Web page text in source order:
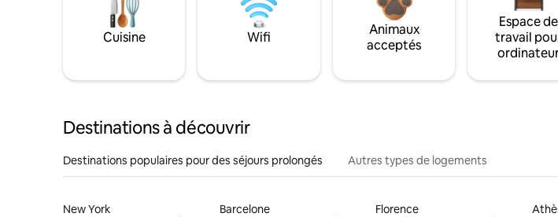
Cuisine Wifi
Animaux
acceptés
Espace de
travail
Destinations à découvrir
Destinations populaires pour des séjours prolongés Autres types de logements
New York
Barcelone
Florence